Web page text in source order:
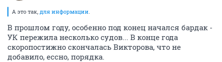
А это так, для информации.
В прошлом году, особенно под конец начался бардак -
УК пережила несколько судов... В конце года
скоропостижно скончалась Викторова, что не
добавило, ессно, порядка.